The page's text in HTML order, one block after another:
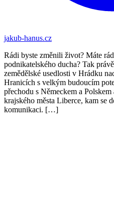
jakub-hanus.cz
Rádi byste změnili život? Máte
podnikatelského ducha? Tak
zemědělské usedlosti v Hrádku
Hranicích s velkým budoucím
přechodu s Německem a
krajského města Liberce, kam se
komunikaci. […]